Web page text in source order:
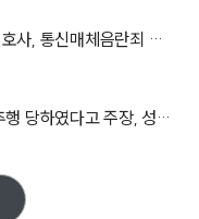
[롤통매음 검사 항소 기각] 성범죄전문변호사, 통신매체음란죄 성립되지 않는다고 강조 무죄 유지
[군인성범죄 불송치] 동대 근무 병사가 추행 당하였다고 주장, 성범죄변호사 신속한 상황 타개